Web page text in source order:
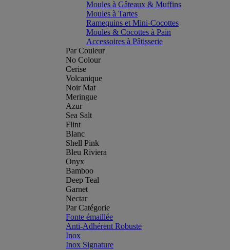
Moules à Gâteaux & Muffins
Moules à Tartes
Ramequins et Mini-Cocottes
Moules & Cocottes à Pain
Accessoires à Pâtisserie
Par Couleur
No Colour
Cerise
Volcanique
Noir Mat
Meringue
Azur
Sea Salt
Flint
Blanc
Shell Pink
Bleu Riviera
Onyx
Bamboo
Deep Teal
Garnet
Nectar
Par Catégorie
Fonte émaillée
Anti-Adhérent Robuste
Inox
Inox Signature